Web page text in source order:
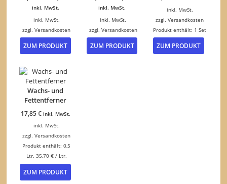
inkl. MwSt.
inkl. MwSt.
zzgl.Versandkosten
ZUM PRODUKT
Dieses
Produkt
werden
inkl. MwSt.
inkl. MwSt.
zzgl. Versandkosten
ZUM PRODUKT
Dieses
Produkt
inkl. MwSt.
zzgl.Versandkosten
Produkt enthält: 1Set
ZUM PRODUKT
Wachs- und
Fettentferner
17,85€ inkl. MwSt.
inkl. MwSt.
zzgl.Versandkosten
Produkt enthält: 0,5
Ltr. 35,70 €/ Ltr.
ZUM PRODUKT